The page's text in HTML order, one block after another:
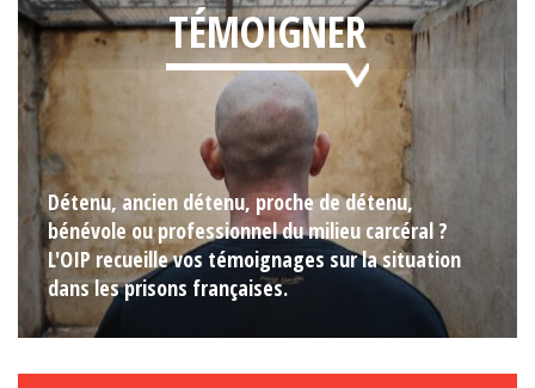
TÉMOIGNER
Détenu, ancien détenu, proche de détenu,
bénévole ou professionnel du milieu carcéral ?
L'OIP recueille vos témoignages sur la situation
dans les prisons françaises.